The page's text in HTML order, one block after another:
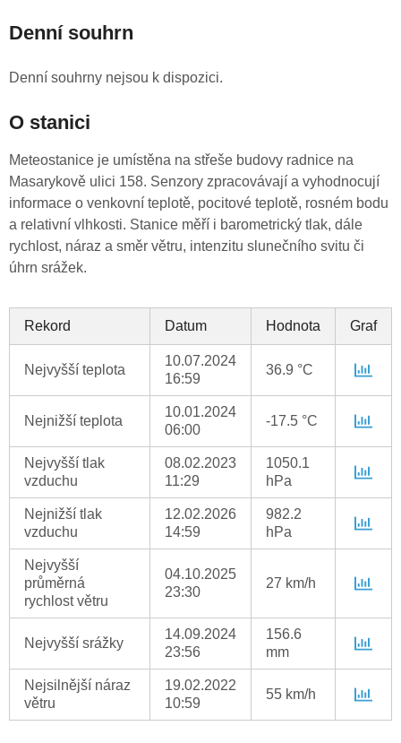
Denní souhrn
Denní souhrny nejsou k dispozici.
O stanici
Meteostanice je umístěna na střeše budovy radnice na
Masarykově ulici 158. Senzory zpracovávají a vyhodnocují
informace o venkovní teplotě, pocitové teplotě, rosném bodu
a relativní vlhkosti. Stanice měří i barometrický tlak, dále
rychlost, náraz a směr větru, intenzitu slunečního svitu či
úhrn srážek.
Rekord Datum Hodnota Graf
Nejvyšší teplota
10.07.2024
16:59
36.9 °C
Nejnižší teplota
10.01.2024
06:00
-17.5 °C
Nejvyšší tlak
vzduchu
08.02.2023
11:29
1050.1
hPa
Nejnižší tlak
vzduchu
12.02.2026
14:59
982.2
hPa
Nejvyšší
průměrná
rychlost větru
04.10.2025
23:30
27 km/h
Nejvyšší srážky
14.09.2024
23:56
156.6
mm
Nejsilnější náraz
větru
19.02.2022
10:59
55 km/h